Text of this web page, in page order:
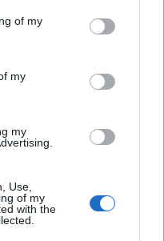
of my
my
my
Use,
of my
with the